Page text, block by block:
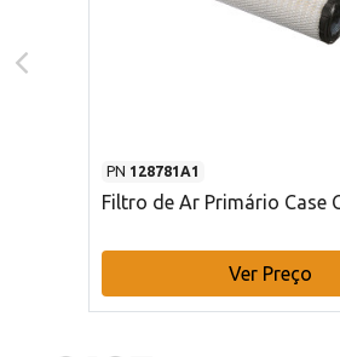
PN 128781A1
Filtro de Ar Primário Case
Ver Preço